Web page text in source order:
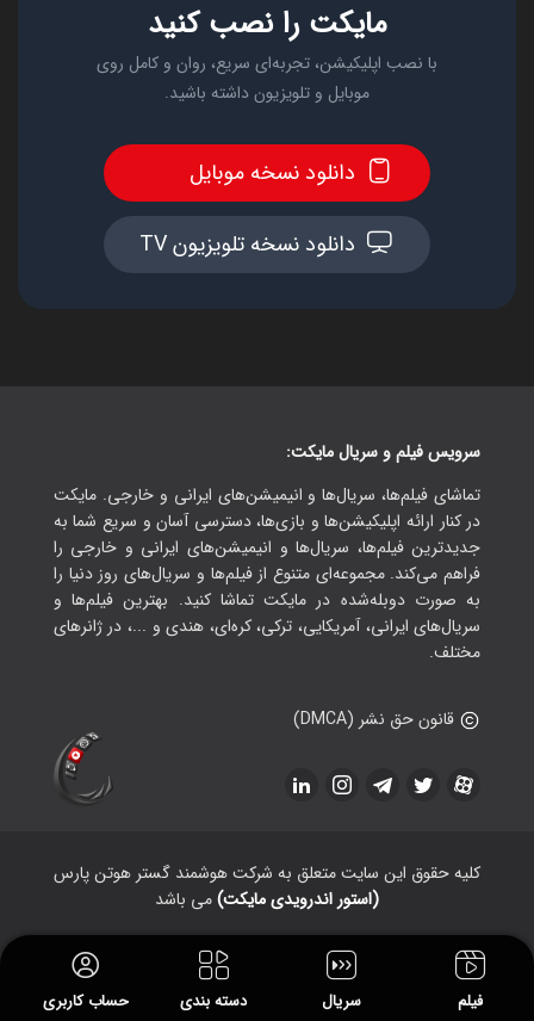
فیلم سریال دسته بندی حساب کاربری
مایکت را نصب کنید
با نصب اپلیکیشن، تجربه‌ای سریع، روان و کامل روی
موبایل و تلویزیون داشته باشید.
دانلود نسخه موبایل
دانلود نسخه تلویزیون TV
سرویس فیلم و سریال مایکت:
تماشای فیلم‌ها، سریال‌ها و انیمیشن‌های ایرانی و خارجی. مایکت
در کنار ارائه اپلیکیشن‌ها و بازی‌ها، دسترسی آسان و سریع شما به
جدیدترین فیلم‌ها، سریال‌ها و انیمیشن‌های ایرانی و خارجی را
فراهم می‌کند. مجموعه‌ای متنوع از فیلم‌ها و سریال‌های روز دنیا را
به صورت دوبله‌شده در مایکت تماشا کنید. بهترین فیلم‌ها و
سریال‌های ایرانی، آمریکایی، ترکی، کره‌ای، هندی و ...، در ژانرهای
مختلف.
قانون حق نشر (DMCA)
کلیه حقوق این سایت متعلق به شرکت هوشمند گستر هوتن پارس
(استور اندرویدی مایکت)می باشد